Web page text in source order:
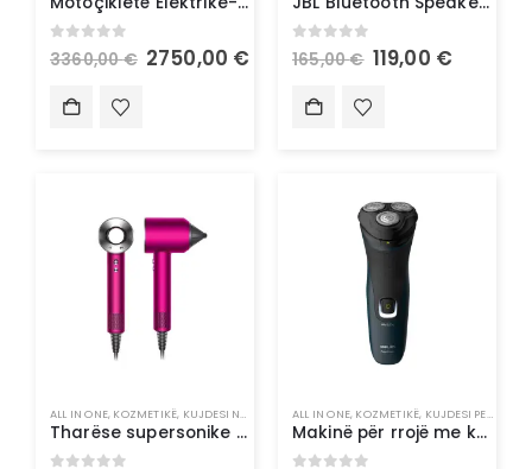
out of 5
3360,00€ 2750,00 € out of 5
165,00€ 119,00 €
ALL IN ONE, KOZMETIKË, KUJDESI NDAJ FLOKËVE ,STILUES FLOKËSH
Tharëse supersonike për flokë Dyson
ALL IN ONE, KOZMETIKË, KUJDESI PERSONAL
Makinë për rrojë me kokë të ftoftë Philips